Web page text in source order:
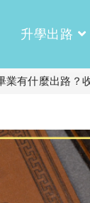
升學出路
業有什麼出路？